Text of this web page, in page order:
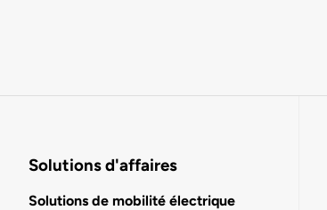
Solutions d'affaires
Solutions de mobilité électrique